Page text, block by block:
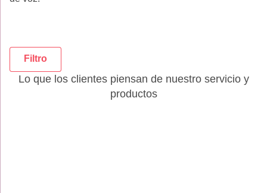
Filtro
Lo que los clientes piensan de nuestro servicio y
productos